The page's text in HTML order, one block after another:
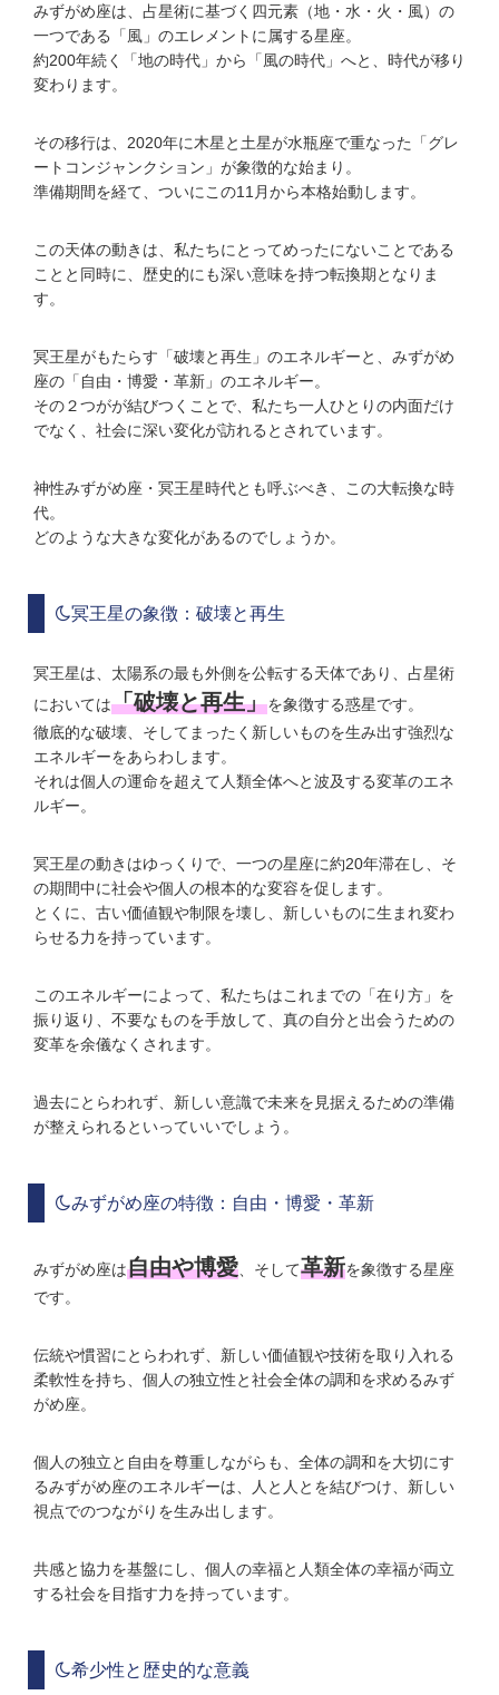
みずがめ座は、占星術に基づく四元素（地・水・火・風）の
一つである「風」のエレメントに属する星座。
約200年続く「地の時代」から「風の時代」へと、時代が移り
変わります。
その移行は、2020年に木星と土星が水瓶座で重なった「グレ
ートコンジャンクション」が象徴的な始まり。
準備期間を経て、ついにこの11月から本格始動します。
この天体の動きは、私たちにとってめったにないことである
ことと同時に、歴史的にも深い意味を持つ転換期となりま
す。
冥王星がもたらす「破壊と再生」のエネルギーと、みずがめ
座の「自由・博愛・革新」のエネルギー。
その２つがが結びつくことで、私たち一人ひとりの内面だけ
でなく、社会に深い変化が訪れるとされています。
神性みずがめ座・冥王星時代とも呼ぶべき、この大転換な時
代。
どのような大きな変化があるのでしょうか。
冥王星の象徴：破壊と再生
冥王星は、太陽系の最も外側を公転する天体であり、占星術
においては「破壊と再生」を象徴する惑星です。
徹底的な破壊、そしてまったく新しいものを生み出す強烈な
エネルギーをあらわします。
それは個人の運命を超えて人類全体へと波及する変革のエネ
ルギー。
冥王星の動きはゆっくりで、一つの星座に約20年滞在し、そ
の期間中に社会や個人の根本的な変容を促します。
とくに、古い価値観や制限を壊し、新しいものに生まれ変わ
らせる力を持っています。
このエネルギーによって、私たちはこれまでの「在り方」を
振り返り、不要なものを手放して、真の自分と出会うための
変革を余儀なくされます。
過去にとらわれず、新しい意識で未来を見据えるための準備
が整えられるといっていいでしょう。
みずがめ座の特徴：自由・博愛・革新
みずがめ座は自由や博愛 、そして革新を象徴する星座
です。
伝統や慣習にとらわれず、新しい価値観や技術を取り入れる
柔軟性を持ち、個人の独立性と社会全体の調和を求めるみず
がめ座。
個人の独立と自由を尊重しながらも、全体の調和を大切にす
るみずがめ座のエネルギーは、人と人とを結びつけ、新しい
視点でのつながりを生み出します。
共感と協力を基盤にし、個人の幸福と人類全体の幸福が両立
する社会を目指す力を持っています。
希少性と歴史的な意義